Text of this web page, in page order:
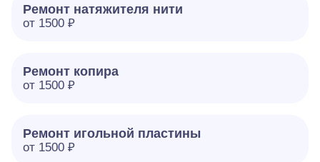
Ремонт натяжителя нити
от 1500 ₽
Ремонт копира
от 1500 ₽
Ремонт игольной пластины
от 1500 ₽